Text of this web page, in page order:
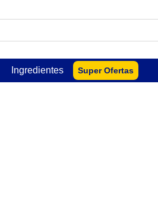
Ingredientes Super Ofertas